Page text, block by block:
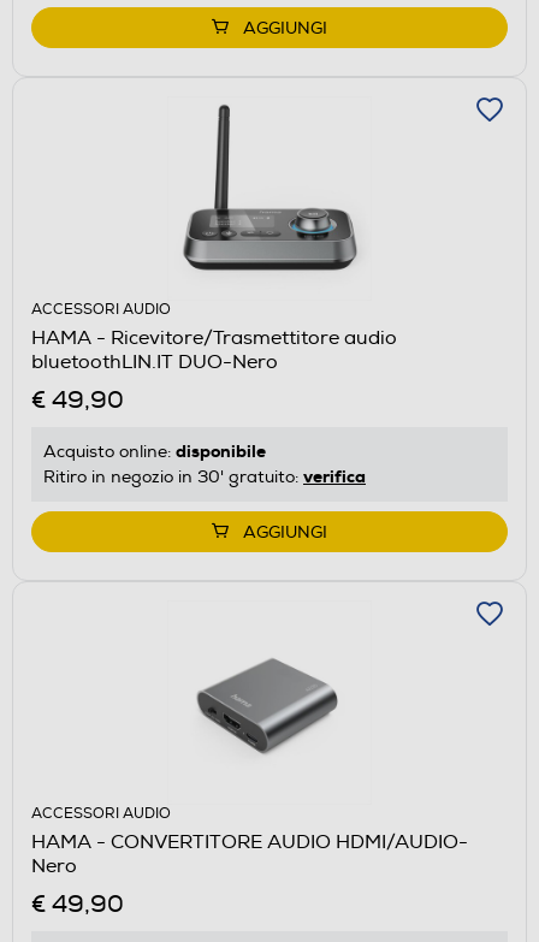
AGGIUNGI
ACCESSORI AUDIO
HAMA - Ricevitore/Trasmettitore audio
bluetoothLIN.IT DUO-Nero
€ 49,90
Acquisto online: disponibile
Ritiro in negozio in 30' gratuito: verifica
AGGIUNGI
ACCESSORI AUDIO
HAMA - CONVERTITORE AUDIO HDMI/AUDIO-
Nero
€ 49,90